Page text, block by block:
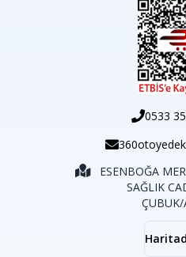
0533
ESENBOĞA
SAĞLIK